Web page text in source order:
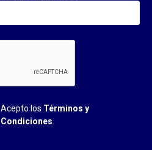
Acepto los Términos y
Condiciones